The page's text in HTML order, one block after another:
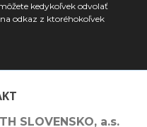
kedykoľvek odvolať
odkaz z ktoréhokoľvek
SLOVENSKO, a.s.